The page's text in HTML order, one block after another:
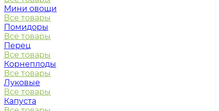
Мини овощи
Все товары
Помидоры
Все товары
Перец
Все товары
Корнеплоды
Все товары
Луковые
Все товары
Капуста